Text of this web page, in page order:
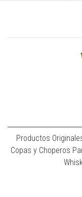
Productos
Copas y Choperos